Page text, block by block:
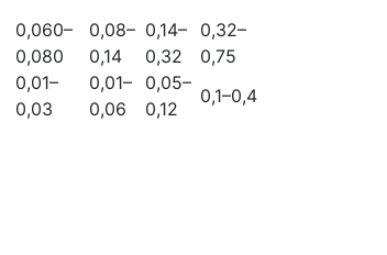
0,060–
0,080
0,08–
0,14
0,14–
0,32
0,32–
0,75
0,01–
0,03
0,01–
0,06
0,05–
0,12
0,1–0,4